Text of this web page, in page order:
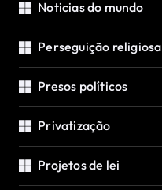
Noticias do mundo
Perseguição religiosa
Presos políticos
Privatização
Projetos de lei